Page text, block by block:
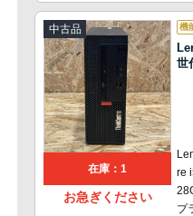
中古品
在庫：1
お急ぎください
機
世
re
プ